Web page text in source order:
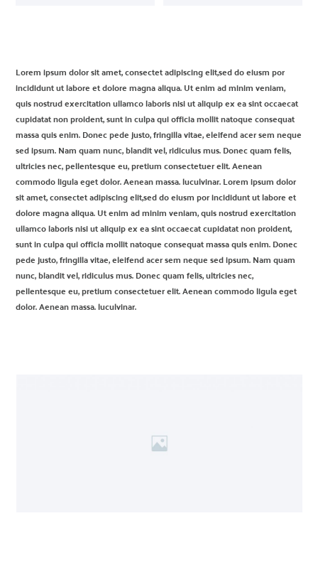
Lorem ipsum dolor sit amet, consectet adipiscing elit,sed do eiusm por
incididunt ut labore et dolore magna aliqua. Ut enim ad minim veniam,
quis nostrud exercitation ullamco laboris nisi ut aliquip ex ea sint occaecat
cupidatat non proident, sunt in culpa qui officia mollit natoque consequat
massa quis enim. Donec pede justo, fringilla vitae, eleifend acer sem neque
sed ipsum. Nam quam nunc, blandit vel, ridiculus mus. Donec quam felis,
ultricies nec, pellentesque eu, pretium consectetuer elit. Aenean
commodo ligula eget dolor. Aenean massa. luculvinar. Lorem ipsum dolor
sit amet, consectet adipiscing elit,sed do eiusm por incididunt ut labore et
dolore magna aliqua. Ut enim ad minim veniam, quis nostrud exercitation
ullamco laboris nisi ut aliquip ex ea sint occaecat cupidatat non proident,
sunt in culpa qui officia mollit natoque consequat massa quis enim. Donec
pede justo, fringilla vitae, eleifend acer sem neque sed ipsum. Nam quam
nunc, blandit vel, ridiculus mus. Donec quam felis, ultricies nec,
pellentesque eu, pretium consectetuer elit. Aenean commodo ligula eget
dolor. Aenean massa. luculvinar.